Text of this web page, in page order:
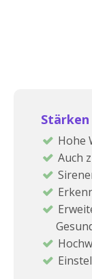
Stärken
Hohe
Auch